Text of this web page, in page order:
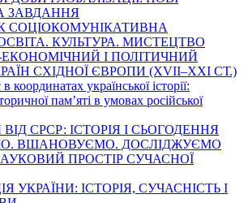
ЗАВДАННЯ
СОЦІОКОМУНІКАТИВНА
КУЛЬТУРА. МИСТЕЦТВО
І ПОЛІТИЧНИЙ
СХІДНОЇ ЄВРОПИ (ХVІІ–ХХІ СТ.)
координатах української історії:
пам’яті в умовах російської
СРСР: ІСТОРІЯ І СЬОГОДЕННЯ
ВШАНОВУЄМО. ДОСЛІДЖУЄМО
ПРОСТІР СУЧАСНОЇ
УКРАЇНИ: ІСТОРІЯ, СУЧАСНІСТЬ І